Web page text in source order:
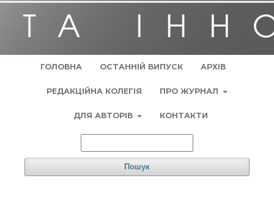
ГОЛОВНА ОСТАННІЙ ВИПУСК АРХІВ
РЕДАКЦІЙНА КОЛЕГІЯ ПРО ЖУРНАЛ
ДЛЯ АВТОРІВ КОНТАКТИ
Пошук